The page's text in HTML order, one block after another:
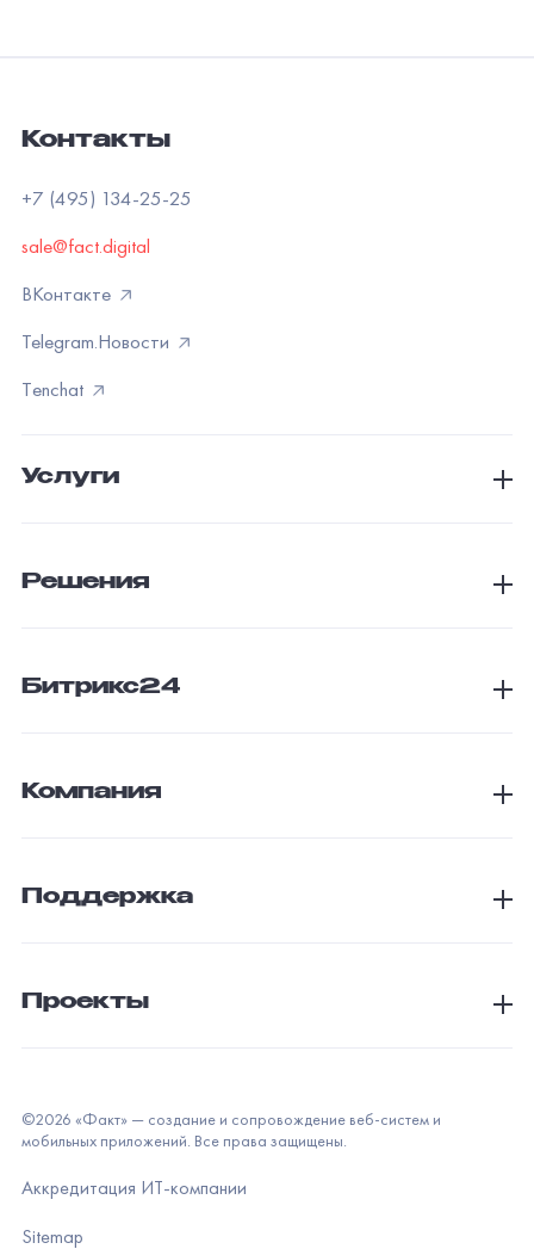
Контакты
+7 (495) 134-25-25
sale@fact.digital
ВКонтакте
Telegram.Новости
Тenchat
Услуги
Решения
Битрикс24
Компания
Поддержка
Проекты
©2026 «Факт» — создание и сопровождение веб-систем и
мобильных приложений. Все права защищены.
Аккредитация ИТ-компании
Sitemap